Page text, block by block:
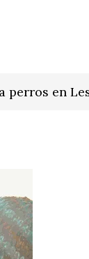
perros en